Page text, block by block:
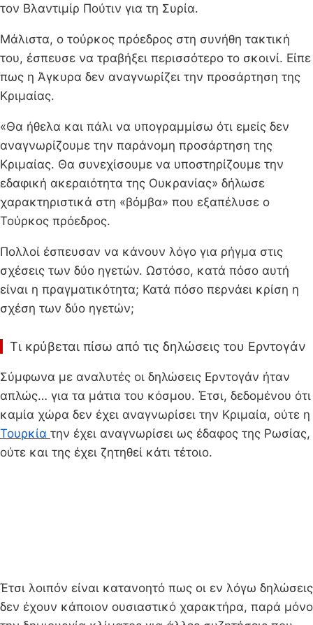
τον Βλαντιμίρ Πούτιν για τη Συρία.
Μάλιστα, ο τούρκος πρόεδρος στη συνήθη τακτική
του, έσπευσε να τραβήξει περισσότερο το σκοινί. Είπε
πως η Άγκυρα δεν αναγνωρίζει την προσάρτηση της
Κριμαίας.
«Θα ήθελα και πάλι να υπογραμμίσω ότι εμείς δεν
αναγνωρίζουμε την παράνομη προσάρτηση της
Κριμαίας. Θα συνεχίσουμε να υποστηρίζουμε την
εδαφική ακεραιότητα της Ουκρανίας» δήλωσε
χαρακτηριστικά στη «βόμβα» που εξαπέλυσε ο
Τούρκος πρόεδρος.
Πολλοί έσπευσαν να κάνουν λόγο για ρήγμα στις
σχέσεις των δύο ηγετών. Ωστόσο, κατά πόσο αυτή
είναι η πραγματικότητα; Κατά πόσο περνάει κρίση η
σχέση των δύο ηγετών;
Τι κρύβεται πίσω από τις δηλώσεις του Ερντογάν
Σύμφωνα με αναλυτές οι δηλώσεις Ερντογάν ήταν
απλώς… για τα μάτια του κόσμου. Έτσι, δεδομένου ότι
καμία χώρα δεν έχει αναγνωρίσει την Κριμαία, ούτε η
Τουρκία την έχει αναγνωρίσει ως έδαφος της Ρωσίας,
ούτε και της έχει ζητηθεί κάτι τέτοιο.
Έτσι λοιπόν είναι κατανοητό πως οι εν λόγω δηλώσεις
δεν έχουν κάποιον ουσιαστικό χαρακτήρα, παρά μόνο